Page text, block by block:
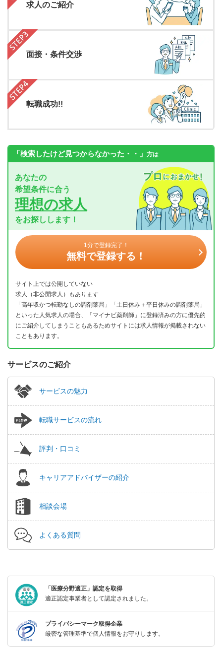
求人のご紹介
面接・条件交渉
転職成功!!
「検索したけど見つからなかった・・」 方は
あなたの
希望条件に合う
理想の求人
をお探しします！
1分で登録完了！
無料で登録する！
サイト上では公開していない
求人（非公開求人）もあります
「高年収かつ転勤なしの調剤薬局」「土日休み＋平日休みの調剤薬局」
といった人気求人の場合、「マイナビ薬剤師」に登録済みの方に優先的
にご紹介してしまうこともあるためサイトには求人情報が掲載されない
こともあります。
サービスのご紹介
サービスの魅力
転職サービスの流れ
評判・口コミ
キャリアアドバイザーの紹介
相談会場
よくある質問
「医療分野適正」認定を取得
適正認定事業者として認定されました。
プライバシーマーク取得企業
厳密な管理基準で個人情報をお守りします。